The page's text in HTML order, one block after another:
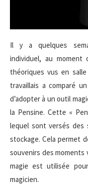
Il y a quelques
individuel, au
théoriques vus en
travaillais a comparé
d’adopter à un outil
la Pensine. Cette «
lequel sont versés des
stockage. Cela permet
souvenirs des moments
magie est utilisée
magicien.